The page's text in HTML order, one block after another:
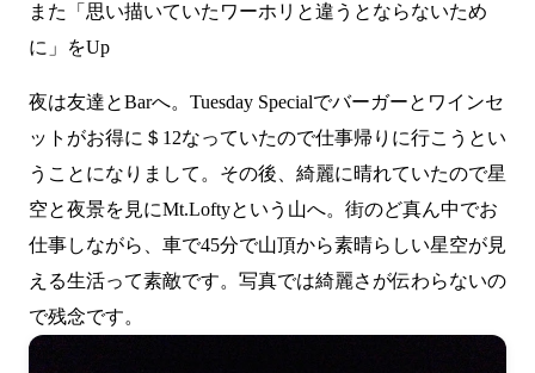
また「 思い描いていたワーホリと違うとならないため
に 」をUp
夜は友達とBarへ。Tuesday Specialでバーガーとワインセ
ットがお得に＄12なっていたので仕事帰りに行こうとい
うことになりまして。その後、綺麗に晴れていたので星
空と夜景を見にMt.Loftyという山へ。街のど真ん中でお
仕事しながら、車で45分で山頂から素晴らしい星空が見
える生活って素敵です。写真では綺麗さが伝わらないの
で残念です。